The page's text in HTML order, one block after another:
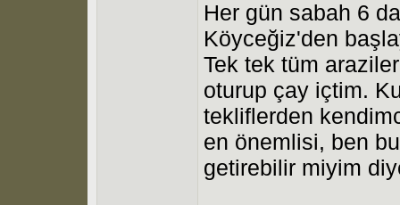
Her gün sabah 6
Köyceğiz'den
Tek tek tüm
oturup çay içtim.
tekliflerden
en önemlisi, ben
getirebilir miyim